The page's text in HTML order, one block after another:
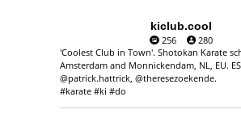
kiclub.cool
256
280
'Coolest Club in Town'. Shotokan Karate
Amsterdam and Monnickendam, NL, EU.
@patrick.hattrick, @theresezoekende.
#karate #ki #do